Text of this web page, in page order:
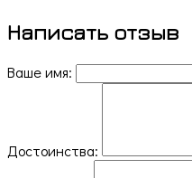
Написать отзыв
Ваше имя:
Достоинства: